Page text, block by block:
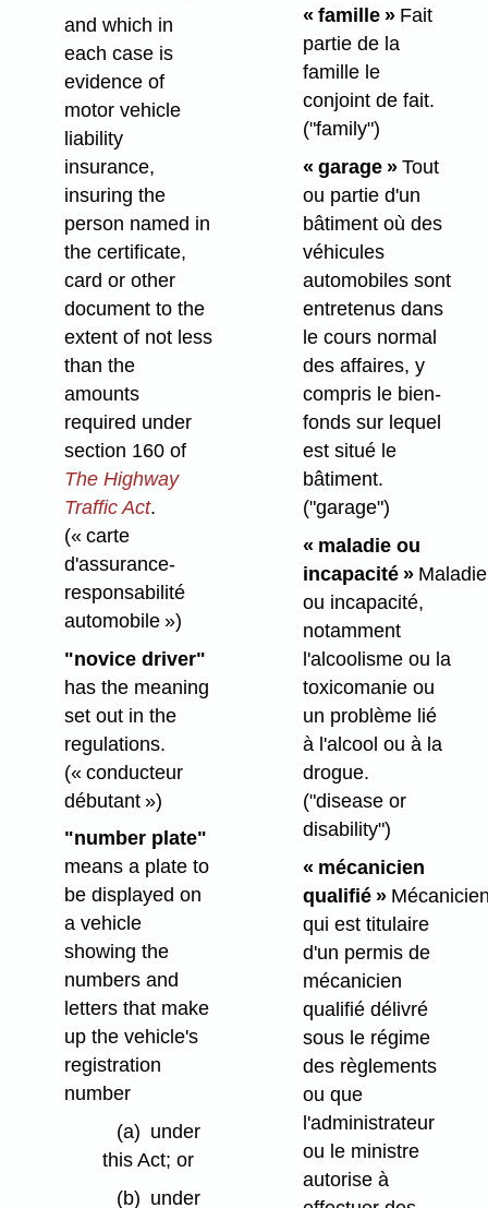
and which in
each case is
evidence of
motor vehicle
liability
insurance,
insuring the
person named in
the certificate,
card or other
document to the
extent of not less
than the
amounts
required under
section 160 of
The Highway
Traffic Act.
(« carte
d'assurance-
responsabilité
automobile »)
"novice driver"
has the meaning
set out in the
regulations.
(« conducteur
débutant »)
"number plate"
means a plate to
be displayed on
a vehicle
showing the
numbers and
letters that make
up the vehicle's
registration
number
(a) under
this Act; or
(b) under
« famille »Fait
partie de la
famille le
conjoint de fait.
("family")
« garage »Tout
ou partie d'un
bâtiment où des
véhicules
automobiles sont
entretenus dans
le cours normal
des affaires, y
compris le bien-
fonds sur lequel
est situé le
bâtiment.
("garage")
« maladie ou
incapacité » Maladie
ou incapacité,
notamment
l'alcoolisme ou la
toxicomanie ou
un problème lié
à l'alcool ou à la
drogue.
("disease or
disability")
« mécanicien
qualifié »
qui est titulaire
d'un permis de
mécanicien
qualifié délivré
sous le régime
des règlements
ou que
l'administrateur
ou le ministre
autorise à